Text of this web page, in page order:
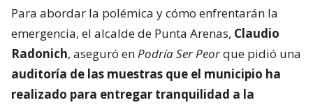
Para abordar la polémica y cómo enfrentarán la
emergencia, el alcalde de Punta Arenas, Claudio
Radonich, aseguró enPodría Ser Peorque pidió una
auditoría de las muestras que el municipio ha
realizado para entregar tranquilidad a la